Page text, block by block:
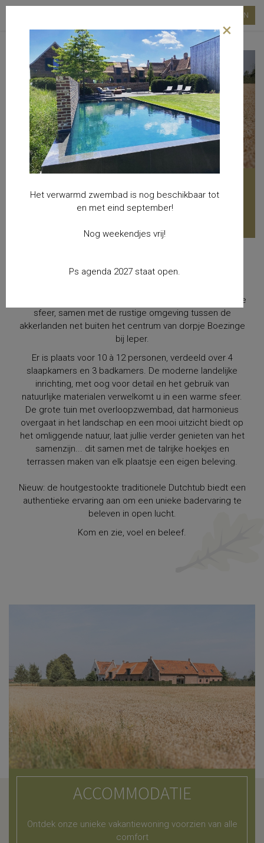
RESERVEREN
Previous
Unieke/Charmante vakantiewoning
met oog voor details en natuurlijke
materialen. Zie, voel en beleef…
Landhuis Eikenburg is een wederopbouwhoeve na de
bouwelementen uit die tijd. Deze zorgen voor een unieke
sfeer, samen met de rustige omgeving tussen de
akkerlanden net buiten het centrum van dorpje Boezinge
bij Ieper.
Er is plaats voor 10 à 12 personen, verdeeld over 4
slaapkamers en 3 badkamers. De moderne landelijke
inrichting, met oog voor detail en het gebruik van
natuurlijke materialen verwelkomt u in een warme sfeer.
De grote tuin met overloopzwembad, dat harmonieus
overgaat in het landschap en een mooi uitzicht biedt op
het omliggende natuur, laat jullie verder genieten van het
samenzijn... dit samen met de talrijke hoekjes en
terrassen maken van elk plaatsje een eigen beleving.
Nieuw: de houtgestookte traditionele Dutchtub biedt een
authentieke ervaring aan om een unieke badervaring te
beleven in open lucht.
Kom en zie, voel en beleef.
ACCOMMODATIE
Ontdek onze unieke vakantiewoning voorzien van alle
comfort
×
Het verwarmd zwembad is nog beschikbaar tot
en met eind september!
Nog weekendjes vrij!
Ps agenda 2027 staat open.